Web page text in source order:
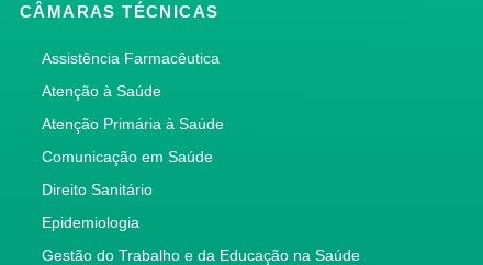
CÂMARAS TÉCNICAS
Assistência Farmacêutica
Atenção à Saúde
Atenção Primária à Saúde
Comunicação em Saúde
Direito Sanitário
Epidemiologia
Gestão do Trabalho e da Educação na Saúde